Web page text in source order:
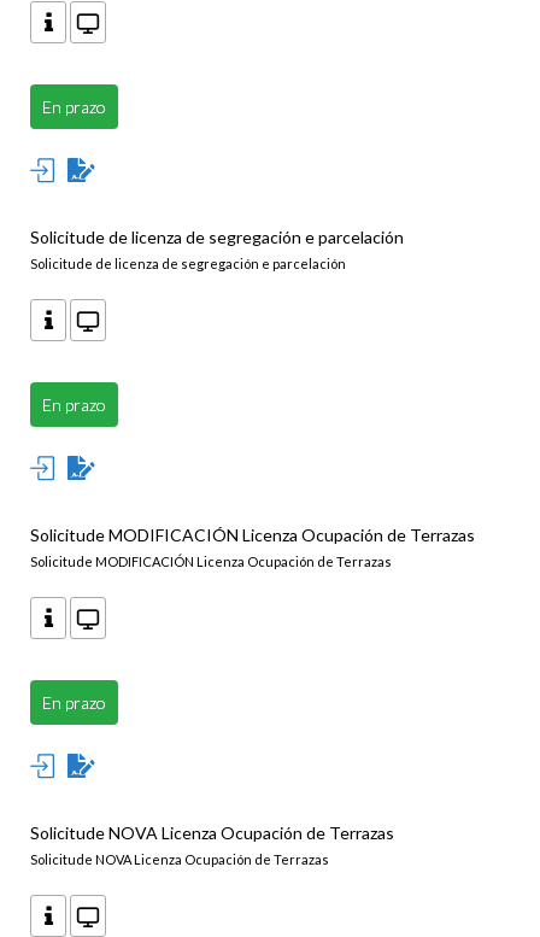
En prazo
Solicitude de licenza de segregación e parcelación
Solicitude de licenza de segregación e parcelación
En prazo
Solicitude MODIFICACIÓN Licenza Ocupación de Terrazas
Solicitude MODIFICACIÓN Licenza Ocupación de Terrazas
En prazo
Solicitude NOVA Licenza Ocupación de Terrazas
Solicitude NOVA Licenza Ocupación de Terrazas